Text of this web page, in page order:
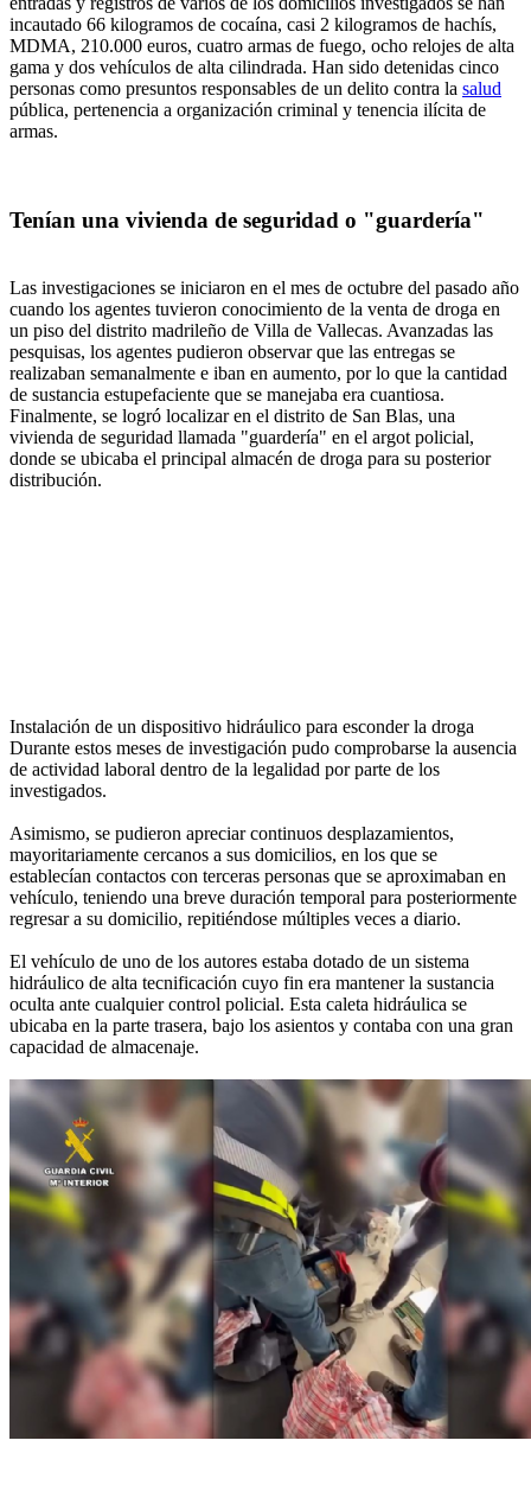
incautado 66 kilogramos de cocaína, casi 2 kilogramos de hachís,
MDMA, 210.000 euros, cuatro armas de fuego, ocho relojes de alta
gama y dos vehículos de alta cilindrada. Han sido detenidas cinco
personas como presuntos responsables de un delito contra la salud
pública, pertenencia a organización criminal y tenencia ilícita de
armas.
Tenían una vivienda de seguridad o "guardería"
Las investigaciones se iniciaron en el mes de octubre del pasado año
cuando los agentes tuvieron conocimiento de la venta de droga en
un piso del distrito madrileño de Villa de Vallecas. Avanzadas las
pesquisas, los agentes pudieron observar que las entregas se
realizaban semanalmente e iban en aumento, por lo que la cantidad
de sustancia estupefaciente que se manejaba era cuantiosa.
Finalmente, se logró localizar en el distrito de San Blas, una
vivienda de seguridad llamada "guardería" en el argot policial,
donde se ubicaba el principal almacén de droga para su posterior
distribución.
Instalación de un dispositivo hidráulico para esconder la droga
Durante estos meses de investigación pudo comprobarse la ausencia
de actividad laboral dentro de la legalidad por parte de los
investigados.
Asimismo, se pudieron apreciar continuos desplazamientos,
mayoritariamente cercanos a sus domicilios, en los que se
establecían contactos con terceras personas que se aproximaban en
vehículo, teniendo una breve duración temporal para posteriormente
regresar a su domicilio, repitiéndose múltiples veces a diario.
El vehículo de uno de los autores estaba dotado de un sistema
hidráulico de alta tecnificación cuyo fin era mantener la sustancia
oculta ante cualquier control policial. Esta caleta hidráulica se
ubicaba en la parte trasera, bajo los asientos y contaba con una gran
capacidad de almacenaje.